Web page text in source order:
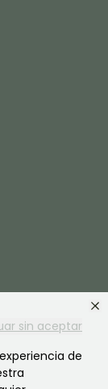
sin aceptar
de